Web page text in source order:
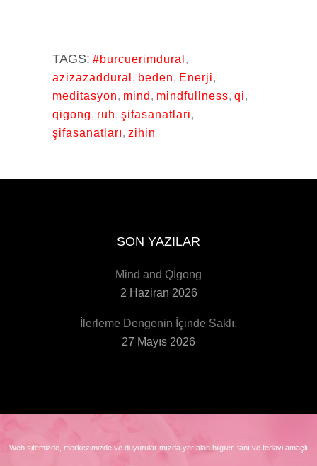
TAGS: #burcuerimdural ,
azizazaddural , beden, Enerji,
meditasyon, mind , mindfullness, qi,
qigong, ruh, şifasanatlari,
şifasanatları, zihin
SON YAZILAR
Mind and Qİgong
2 Haziran 2026
İlerleme Dengenin İçinde Saklı.
27 Mayıs 2026
Web sitemizde, merkezimizde ve duyurularımızda yer alan bilgiler, tanı ve tedavi amaçlı